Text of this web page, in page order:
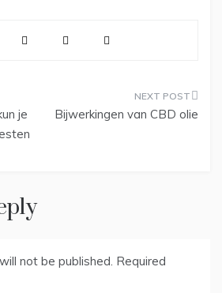
je
Bijwerkingen van CBD olie
not be published. Required